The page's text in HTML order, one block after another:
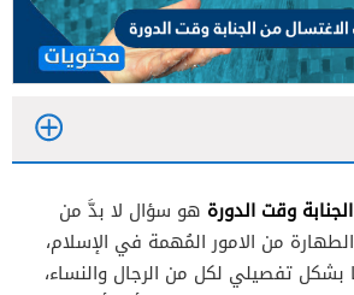
وقت الدورة هو سؤال لا بدَّ من
من الامور المُهمة في الإسلام،
بشكل تفصيلي لكل من الرجال والنساء،